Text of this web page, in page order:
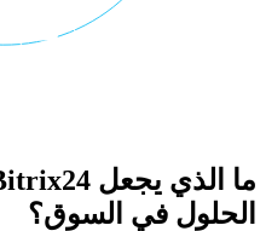
الحلول في السوق؟